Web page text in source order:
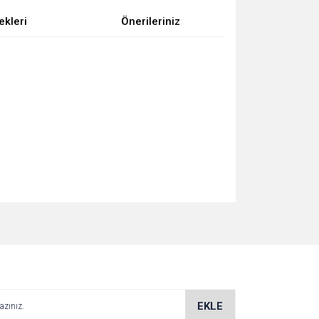
Önerileriniz
EKLE